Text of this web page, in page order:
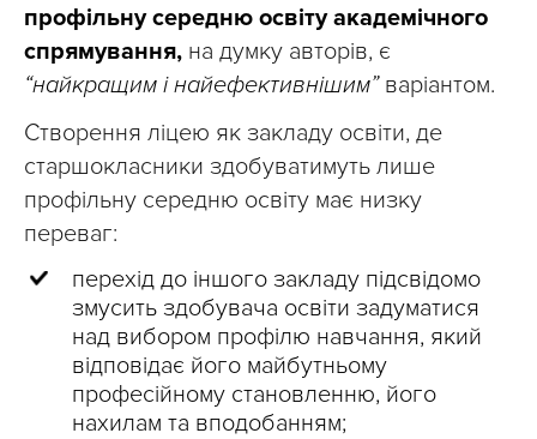
профільну середню освіту академічного
спрямування, на думку авторів, є
“найкращим і найефективнішим”варіантом.
Створення ліцею як закладу освіти, де
старшокласники здобуватимуть лише
профільну середню освіту має низку
переваг:
перехід до іншого закладу підсвідомо
змусить здобувача освіти задуматися
над вибором профілю навчання, який
відповідає його майбутньому
професійному становленню, його
нахилам та вподобанням;